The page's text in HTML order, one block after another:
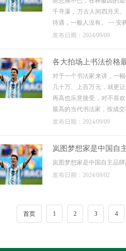
千寻瀑，万古人间四月天
待遇，一般人没有。 一 安
发布日期：2024/09/09
各大拍场上书法价格
对于一个书法家来讲，一
几十万、上百万元，就更
再高也乐意接受，对不喜
最高的当代书法家，按成
发布日期：2024/09/09
岚图梦想家是中国自
岚图梦想家是中国自主品
发布日期：2024/09/02
首页 1 2 3 4